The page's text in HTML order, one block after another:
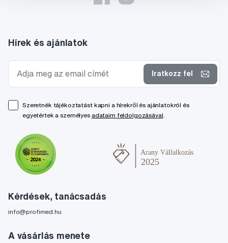
Kérdések, tanácsadás
info@profimed.hu
A vásárlás menete
Hírek és ajánlatok
Iratkozz fel
Szeretnék tájékoztatást kapni a hírekről és ajánlatokról és
egyetértek a személyes adataim feldolgozásával